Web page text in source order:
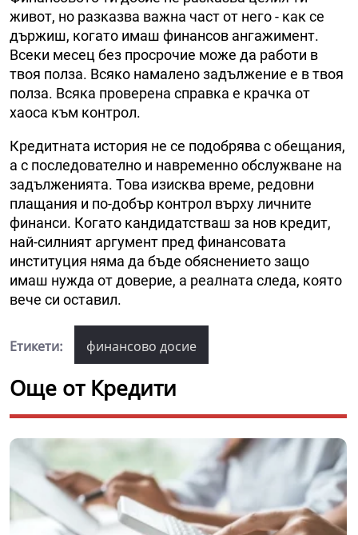
живот, но разказва важна част от него - как се
държиш, когато имаш финансов ангажимент.
Всеки месец без просрочие може да работи в
твоя полза. Всяко намалено задължение е в твоя
полза. Всяка проверена справка е крачка от
хаоса към контрол.
Кредитната история не се подобрява с обещания,
а с последователно и навременно обслужване на
задълженията. Това изисква време, редовни
плащания и по-добър контрол върху личните
финанси. Когато кандидатстваш за нов кредит,
най-силният аргумент пред финансовата
институция няма да бъде обяснението защо
имаш нужда от доверие, а реалната следа, която
вече си оставил.
Етикети: финансово досие
Още от Кредити